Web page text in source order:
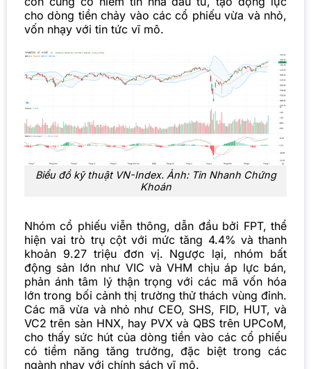
cho dòng tiền chảy vào các cổ phiếu vừa và nhỏ,
vốn nhạy với tin tức vĩ mô.
Biểu đồ kỹ thuật VN-Index. Ảnh: Tin Nhanh Chứng
Khoán
Nhóm cổ phiếu viễn thông, dẫn đầu bởi FPT, thể
hiện vai trò trụ cột với mức tăng 4.4% và thanh
khoản 9.27 triệu đơn vị. Ngược lại, nhóm bất
động sản lớn như VIC và VHM chịu áp lực bán,
phản ánh tâm lý thận trọng với các mã vốn hóa
lớn trong bối cảnh thị trường thử thách vùng đỉnh.
Các mã vừa và nhỏ như CEO, SHS, FID, HUT, và
VC2 trên sàn HNX, hay PVX và QBS trên UPCoM,
cho thấy sức hút của dòng tiền vào các cổ phiếu
có tiềm năng tăng trưởng, đặc biệt trong các
ngành nhạy với chính sách vĩ mô.